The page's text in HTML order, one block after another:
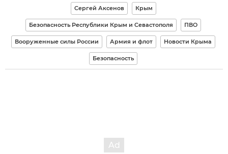
Сергей Аксенов Крым
Безопасность Республики Крым и Севастополя ПВО
Вооруженные силы России Армия и флот Новости Крыма
Безопасность